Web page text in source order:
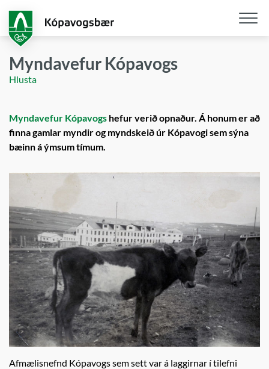
aðalefni
Myndavefur Kópavogs
Hlusta
Myndavefur Kópavogs hefur verið opnaður. Á honum er að
finna gamlar myndir og myndskeið úr Kópavogi sem sýna
bæinn á ýmsum tímum.
Afmælisnefnd Kópavogs sem sett var á laggirnar í tilefni
Opna